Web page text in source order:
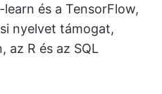
és a TensorFlow,
nyelvet támogat,
R és az SQL